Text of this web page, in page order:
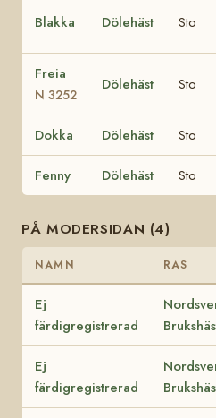
Blakka Dölehäst Sto
Freia
N 3252
Dölehäst Sto
Dokka Dölehäst Sto
Fenny Dölehäst Sto
PÅ MODERSIDAN (4)
NAMN RAS
Ej
färdigregistrerad
Ej
färdigregistrerad